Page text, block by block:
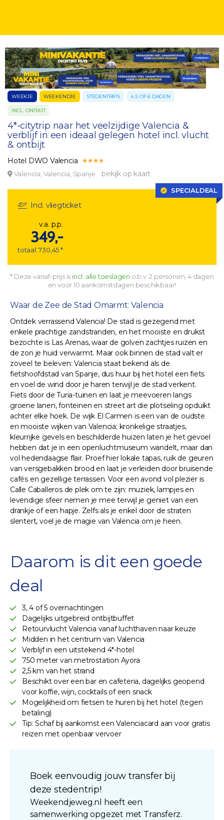
WEEKJE WEEKENDJE STEDENTRIPS 4, 5 OF 6 DAGEN
INCL. ONTBIJT
4*-citytrip naar het veelzijdige Valencia &
verblijf in een ideaal gelegen hotel incl. vlucht
& ontbijt
Hotel DWO Valencia
Valencia, Valencia, Spanje bekijk op kaart
SPECIALDEAL
Incl. vliegticket
v.a. p.p.
349,-
totaal: 730,45 *
* Deze vanaf-prijs is incl. alle toeslagen o.b.v. 2 personen, 4 dagen
en voor 10 aankomstdagen beschikbaar!
Waar de Zee de Stad Omarmt: Valencia
Ontdek verrassend Valencia! De stad is gezegend met
enkele prachtige zandstranden, en het mooiste en drukst
bezochte is Las Arenas, waar de golven zachtjes ruizen en
de zon je huid verwarmt. Maar ook binnen de stad valt er
zoveel te beleven: Valencia staat bekend als de
fietshoofdstad van Spanje, dus huur bij het hotel een fiets
en voel de wind door je haren terwijl je de stad verkent.
Fiets door de Turia-tuinen en laat je meevoeren langs
groene lanen, fonteinen en street art die plotseling opduikt
achter elke hoek. De wijk El Carmen is een van de oudste
en mooiste wijken van Valencia; kronkelige straatjes,
kleurrijke gevels en beschilderde huizen laten je het gevoel
hebben dat je in een openluchtmuseum wandelt, maar dan
vol hedendaagse flair. Proef hier lokale tapas, ruik de geuren
van versgebakken brood en laat je verleiden door bruisende
cafés en gezellige terrassen. Voor een avond vol plezier is
Calle Caballeros de plek om te zijn: muziek, lampjes en
levendige sfeer nemen je mee terwijl je geniet van een
drankje of een hapje. Zelfs als je enkel door de straten
slentert, voel je de magie van Valencia om je heen.
Daarom is dit een goede
deal
3, 4 of 5 overnachtingen
Dagelijks uitgebreid ontbijtbuffet
Retourvlucht Valencia vanaf luchthaven naar keuze
Midden in het centrum van Valencia
Verblijf in een uitstekend 4*-hotel
750 meter van metrostation Ayora
2,5 km van het strand
Beschikt over een bar en cafeteria, dagelijks geopend
voor koffie, wijn, cocktails of een snack
Mogelijkheid om fietsen te huren bij het hotel (tegen
betaling)
Tip: Schaf bij aankomst een Valenciacard aan voor gratis
reizen met openbaar vervoer
Boek eenvoudig jouw transfer bij
deze stedentrip!
Weekendjeweg.nl heeft een
samenwerking opgezet met Transferz.